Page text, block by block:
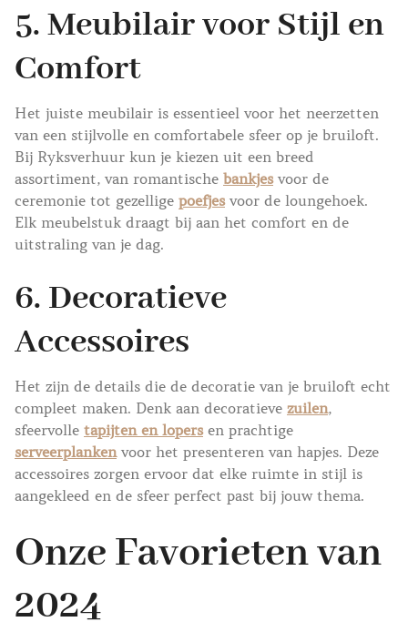
5.Meubilair voor Stijl en
Comfort
Het juiste meubilair is essentieel voor het neerzetten
van een stijlvolle en comfortabele sfeer op je bruiloft.
Bij Ryksverhuur kun je kiezen uit een breed
assortiment, van romantische bankjesvoor de
ceremonie tot gezellige poefjesvoor de loungehoek.
Elk meubelstuk draagt bij aan het comfort en de
uitstraling van je dag.
6. Decoratieve
Accessoires
Het zijn de details die de decoratie van je bruiloft echt
compleet maken. Denk aan decoratieve zuilen,
sfeervolle tapijten en lopersen prachtige
serveerplankenvoor het presenteren van hapjes. Deze
accessoires zorgen ervoor dat elke ruimte in stijl is
aangekleed en de sfeer perfect past bij jouw thema.
Onze Favorieten van
2024